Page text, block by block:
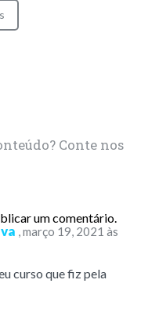
Conte nos
um comentário.
, março 19, 2021 às
curso que fiz pela